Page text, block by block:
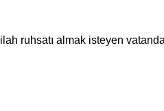
ruhsatı almak isteyen